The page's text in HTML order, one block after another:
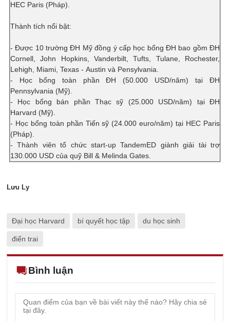
HEC Paris (Pháp).
Thành tích nổi bật:
- Được 10 trường ĐH Mỹ đồng ý cấp học bổng ĐH bao gồm ĐH
Cornell, John Hopkins, Vanderbilt, Tufts, Tulane, Rochester,
Lehigh, Miami, Texas - Austin và Pensylvania.
- Học bổng toàn phần ĐH (50.000 USD/năm) tại ĐH
Pennsylvania (Mỹ).
- Học bổng bán phần Thạc sỹ (25.000 USD/năm) tại ĐH
Harvard (Mỹ).
- Học bổng toàn phần Tiến sỹ (24.000 euro/năm) tại HEC Paris
(Pháp).
- Thành viên tổ chức start-up TandemED giành giải tài trợ
130.000 USD của quỹ Bill & Melinda Gates.
Lưu Ly
Đại học Harvard bí quyết học tập du học sinh
điển trai
Bình luận